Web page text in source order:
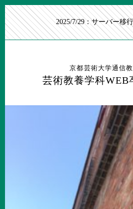
2025/7/29：サーバー移
京都芸術大学通信
芸術教養学科WEB